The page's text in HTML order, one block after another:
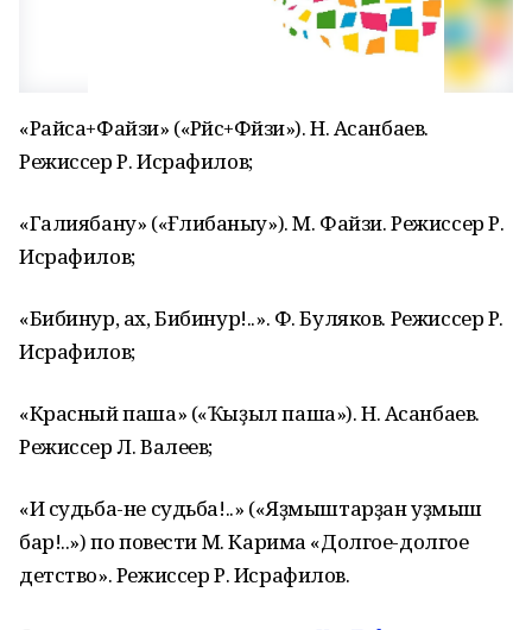
«Райса+Файзи» («Рәйсә+Фәйзи»). Н. Асанбаев.
Режиссер Р. Исрафилов;
«Галиябану» («Ғәлиәбаныу»). М. Файзи. Режиссер Р.
Исрафилов;
«Бибинур, ах, Бибинур!..». Ф. Буляков. Режиссер Р.
Исрафилов;
«Красный паша» («Ҡыҙыл паша»). Н. Асанбаев.
Режиссер Л. Валеев;
«И судьба-не судьба!..» («Яҙмыштарҙан уҙмыш
бар!..») по повести М. Карима «Долгое-долгое
детство». Режиссер Р. Исрафилов.